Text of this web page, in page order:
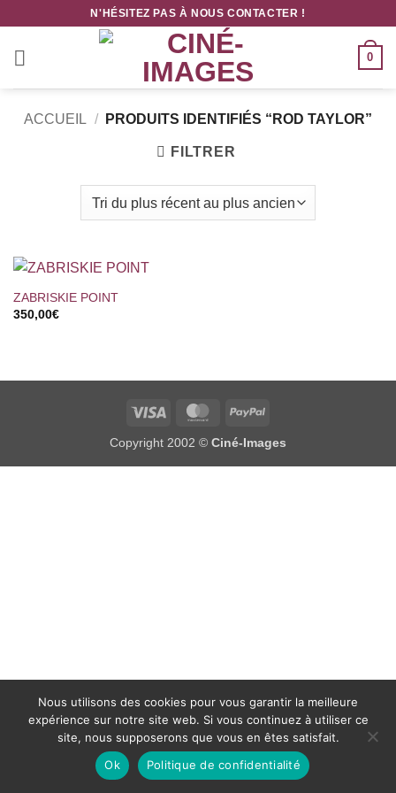
contenu
N'HÉSITEZ PAS À NOUS CONTACTER !
0
ACCUEIL / PRODUITS IDENTIFIÉS “ROD TAYLOR”
FILTRER
ZABRISKIE POINT
350,00€
Visa MasterCardPayPal
Copyright 2002 © Ciné-Images
Nous utilisons des cookies pour vous garantir la meilleure
expérience sur notre site web. Si vous continuez à utiliser ce
site, nous supposerons que vous en êtes satisfait.
Ok
Politique de confidentialité